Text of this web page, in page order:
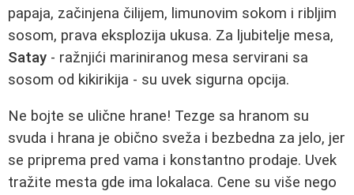
papaja, začinjena čilijem, limunovim sokom i ribljim
sosom, prava eksplozija ukusa. Za ljubitelje mesa,
Satay - ražnjići mariniranog mesa servirani sa
sosom od kikirikija - su uvek sigurna opcija.
Ne bojte se ulične hrane! Tezge sa hranom su
svuda i hrana je obično sveža i bezbedna za jelo, jer
se priprema pred vama i konstantno prodaje. Uvek
tražite mesta gde ima lokalaca. Cene su više nego